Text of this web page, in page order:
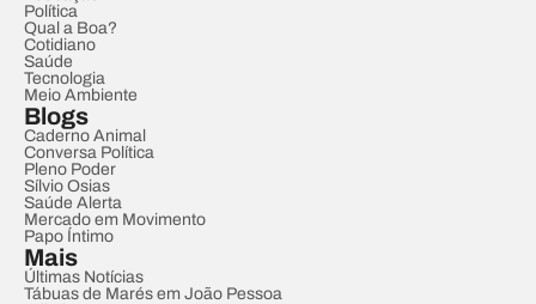
Política
Qual a Boa?
Cotidiano
Saúde
Tecnologia
Meio Ambiente
Blogs
Caderno Animal
Conversa Política
Pleno Poder
Sílvio Osias
Saúde Alerta
Mercado em Movimento
Papo Íntimo
Mais
Últimas Notícias
Tábuas de Marés em João Pessoa